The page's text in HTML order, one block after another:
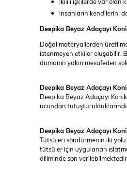
İnsanların kendilerini
Deepika Beyaz Adaçayı
Doğal materyallerden
istenmeyen etkiler oluşabilir.
dumanın yakın mesafeden
Deepika Beyaz Adaçayı
Deepika Beyaz Adaçayı
ucundan
Deepika Beyaz Adaçayı
Tütsüleri söndürmenin iki
tütsüler için uygulanan
diliminde son